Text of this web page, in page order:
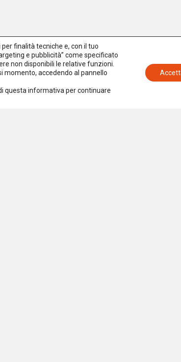
finalità tecniche e, con il tuo
e pubblicità” come specificato
non disponibili le relative funzioni.
momento, accedendo al pannello
questa informativa per continuare